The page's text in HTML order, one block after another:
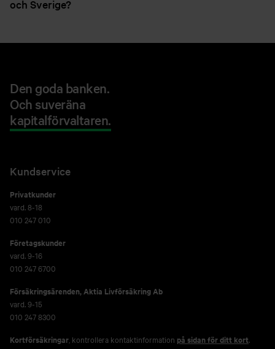
och Sverige?
Den goda banken.
Och suveräna
kapitalförvaltaren.
Kundservice
Privatkunder
vard. 8-18
010 247 010
Företagskunder
vard. 9-16
010 247 6700
Försäkringsärenden,Aktia Livförsäkring Ab
vard. 9-15
010 247 8300
Kortförsäkringar , kontrollera kontaktinformation på sidan för ditt kort.